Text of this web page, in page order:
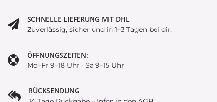
SCHNELLE LIEFERUNG MIT DHL
Zuverlässig, sicher und in 1–3 Tagen bei dir.
ÖFFNUNGSZEITEN:
Mo–Fr 9–18 Uhr · Sa 9–15 Uhr
RÜCKSENDUNG